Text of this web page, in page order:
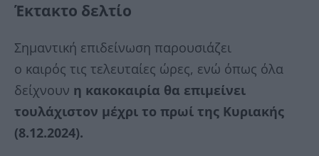
Έκτακτο δελτίο
Σημαντική επιδείνωση παρουσιάζει
ο καιρός τις τελευταίες ώρες, ενώ όπως όλα
δείχνουν η κακοκαιρία θα επιμείνει
τουλάχιστον μέχρι το πρωί της Κυριακής
(8.12.2024).